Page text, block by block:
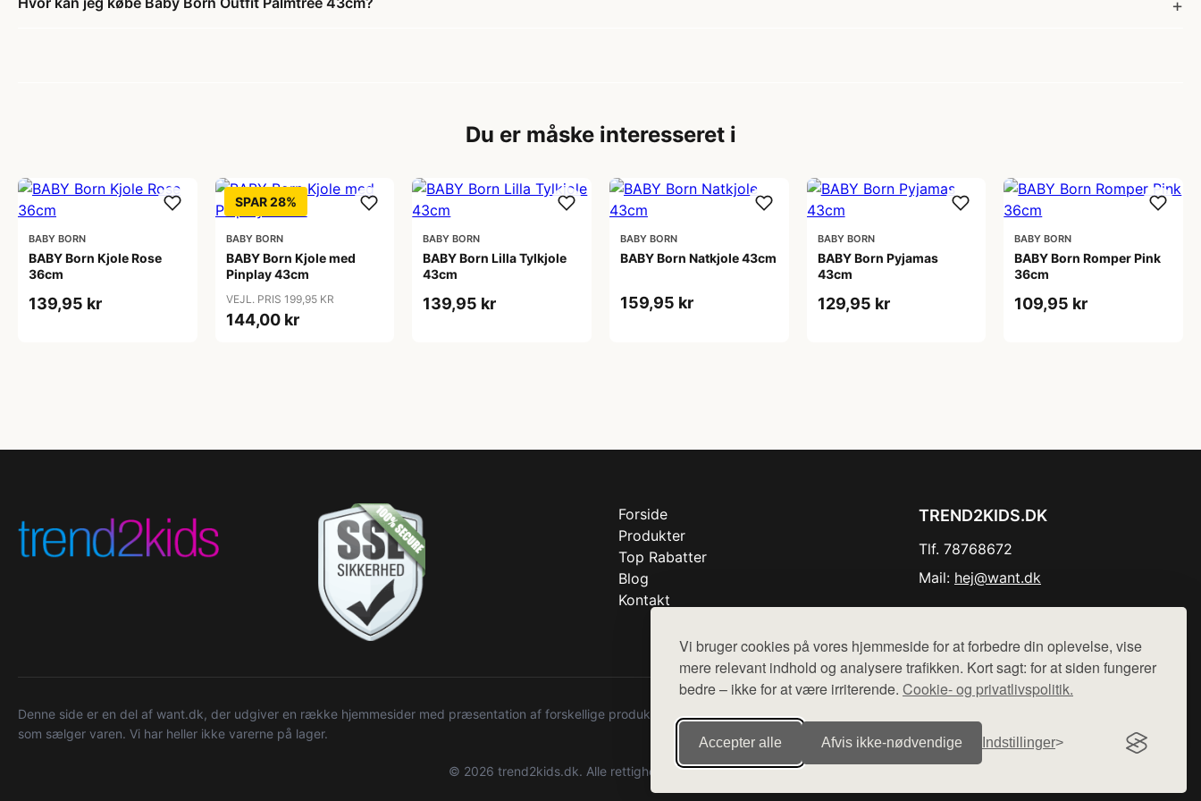
Vi bruger cookies på vores hjemmeside for at forbedre din oplevelse, vise
mere relevant indhold og analysere trafikken. Kort sagt: for at siden fungerer
bedre – ikke for at være irriterende. Cookie- og privatlivspolitik.
Accepter alle Afvis ikke‑nødvendige Indstillinger
Du er måske interesseret i
BABY BORN
BABY Born Kjole Rose
36cm
139,95 kr
SPAR 28%
BABY BORN
BABY Born Kjole med
Pinplay 43cm
VEJL. PRIS 199,95 KR
144,00 kr
BABY BORN
BABY Born Lilla Tylkjole
43cm
139,95 kr
BABY BORN
BABY Born Natkjole 43cm
159,95 kr
BABY BORN
BABY Born Pyjamas
43cm
129,95 kr
BABY BORN
BABY Born Romper Pink
36cm
109,95 kr
Forside
Produkter
Top Rabatter
Blog
Kontakt
TREND2KIDS.DK
Tlf. 78768672
Mail: hej@want.dk
Denne side er en del af want.dk, der udgiver en række hjemmesider med præsentation af forskellige produkter fra diverse webshops. Der sælges ikke varer fra denne side - vi henviser til de shops,
som sælger varen. Vi har heller ikke varerne på lager.
© 2026 trend2kids.dk. Alle rettigheder forbeholdes.